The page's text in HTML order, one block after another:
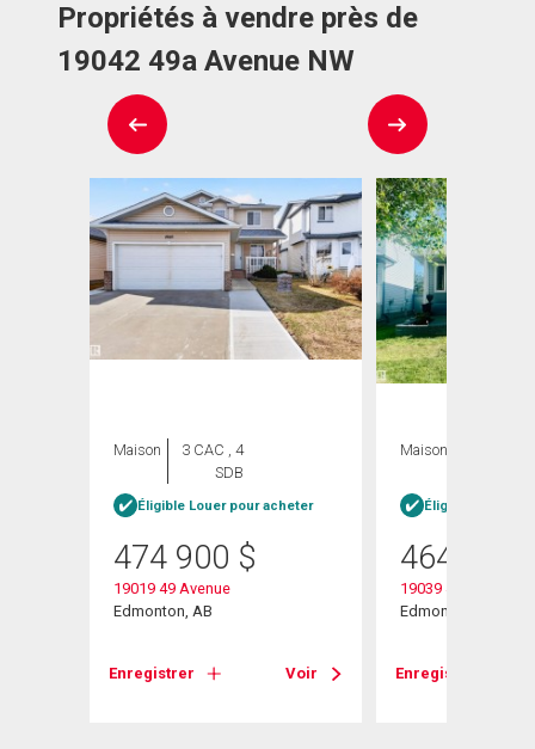
Propriétés à vendre près de
19042 49a Avenue NW
Maison
3 CAC , 4
SDB
Éligible Louer pour acheter
474 900 $
19019 49 Avenue
Edmonton, AB
Enregistrer Voir
Maison
Éligible Louer
464 900
19039 47 Avenue
Edmonton, AB
Enregistrer